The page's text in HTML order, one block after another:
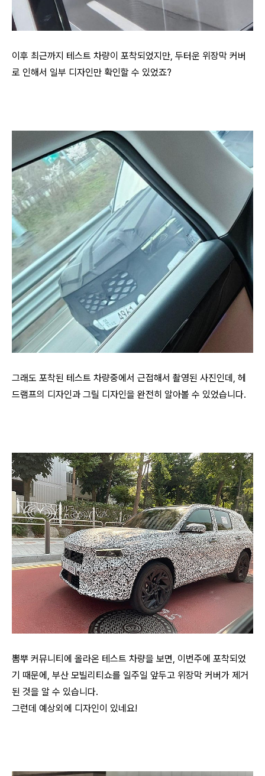
이후 최근까지 테스트 차량이 포착되었지만, 두터운 위장막 커버
로 인해서 일부 디자인만 확인할 수 있었죠?
그래도 포착된 테스트 차량중에서 근접해서 촬영된 사진인데, 헤
드램프의 디자인과 그릴 디자인을 완전히 알아볼 수 있었습니다.
뽐뿌 커뮤니티에 올라온 테스트 차량을 보면, 이번주에 포착되었
기 때문에, 부산 모빌리티쇼를 일주일 앞두고 위장막 커버가 제거
된 것을 알 수 있습니다.
그런데 예상외에 디자인이 있네요!